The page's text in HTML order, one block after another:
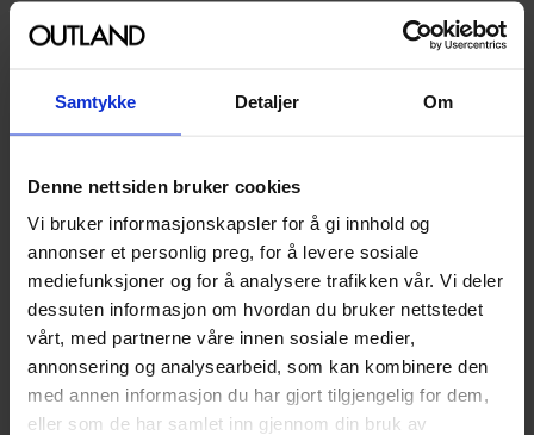
Samtykke Detaljer Om
Denne nettsiden bruker cookies
Vi bruker informasjonskapsler for å gi innhold og
annonser et personlig preg, for å levere sosiale
mediefunksjoner og for å analysere trafikken vår. Vi deler
dessuten informasjon om hvordan du bruker nettstedet
vårt, med partnerne våre innen sosiale medier,
annonsering og analysearbeid, som kan kombinere den
med annen informasjon du har gjort tilgjengelig for dem,
eller som de har samlet inn gjennom din bruk av
Varenummer
Weight
0.363000
Opprinnelsesland :
USA
Format
Paperback
Serie
Trees (Collected Editions)
Forfattere
Jason Howardog
Ellis
Sjanger
Dystopi,Horror og Grøss